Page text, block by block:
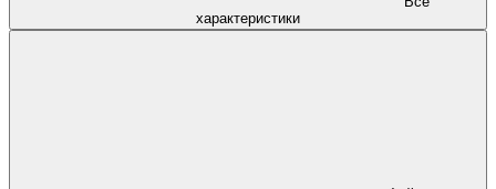
характеристики